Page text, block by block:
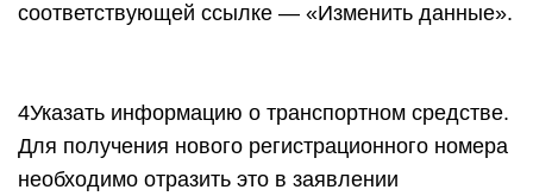
соответствующей ссылке — «Изменить данные».
4Указать информацию о транспортном средстве.
Для получения нового регистрационного номера
необходимо отразить это в заявлении